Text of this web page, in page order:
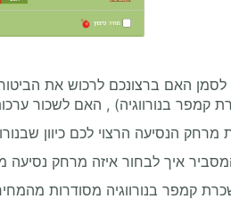
לסמן האם ברצונכם לרכוש את
קמפר בנורווגיה) , האם לשכור
לכם כיוון שבנורווגיה מקובלות 2 שיטות תמחור - ללא הגבלת קילומטרג' או
איך לבחור איזה מרחק נסיעה
קמפר בנורווגיה מסודרות